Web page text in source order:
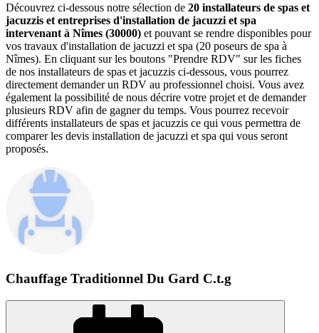
Découvrez ci-dessous notre sélection de 20 installateurs de spas et
jacuzzis et entreprises d'installation de jacuzzi et spa
intervenant à Nîmes (30000) et pouvant se rendre disponibles pour
vos travaux d'installation de jacuzzi et spa (20 poseurs de spa à
Nîmes). En cliquant sur les boutons "Prendre RDV" sur les fiches
de nos installateurs de spas et jacuzzis ci-dessous, vous pourrez
directement demander un RDV au professionnel choisi. Vous avez
également la possibilité de nous décrire votre projet et de demander
plusieurs RDV afin de gagner du temps. Vous pourrez recevoir
différents installateurs de spas et jacuzzis ce qui vous permettra de
comparer les devis installation de jacuzzi et spa qui vous seront
proposés.
Chauffage Traditionnel Du Gard C.t.g